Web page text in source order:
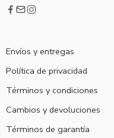
Envíos y entregas
Política de privacidad
Términos y condiciones
Cambios y devoluciones
Términos de garantía